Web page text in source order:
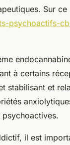
Sur ce
psychoactifs-
à certains
stabilisant et
il est